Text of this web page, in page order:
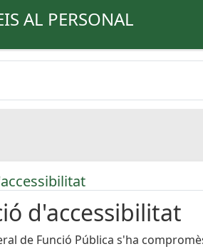
AL PERSONAL
d'accessibilitat
de Funció Pública s'ha